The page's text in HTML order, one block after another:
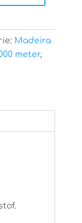
Madeira
meter,